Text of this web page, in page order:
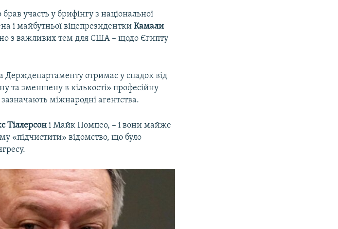
участь у брифінгу з національної
і майбутньої віцепрезиденткиКамали
з важливих тем для США – щодо Єгипту
Держдепартаменту отримає у спадок від
тa зменшену в кількості» професійну
міжнародні агентства.
Тіллерсон і Майк Помпео, – і вони майже
«підчистити» відомство, що було